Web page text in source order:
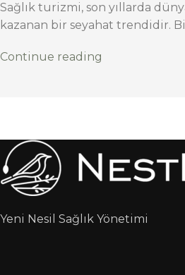
Sağlık turizmi, son yıllarda
kazanan bir seyahat trendidir.
Continue reading
Yeni Nesil Sağlık Yönetimi